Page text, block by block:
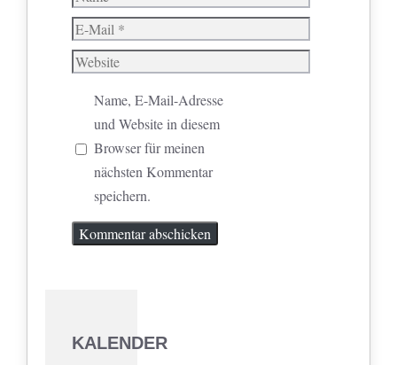
E-
Mail
Website
Name, E-Mail-Adresse
und Website in diesem
Browser für meinen
nächsten Kommentar
speichern.
KALENDER